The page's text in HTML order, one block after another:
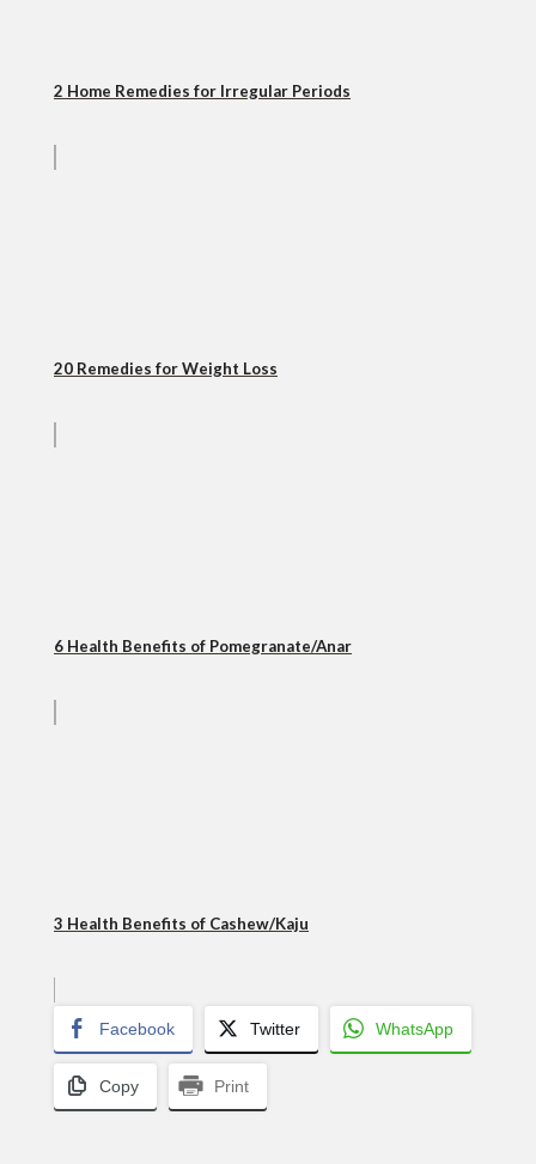
2 Home Remedies for Irregular Periods
20 Remedies for Weight Loss
6 Health Benefits of Pomegranate/Anar
3 Health Benefits of Cashew/Kaju
Facebook Twitter WhatsApp
Copy Print